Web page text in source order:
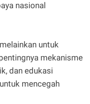
nasional
untuk
mekanisme
dan edukasi
mencegah